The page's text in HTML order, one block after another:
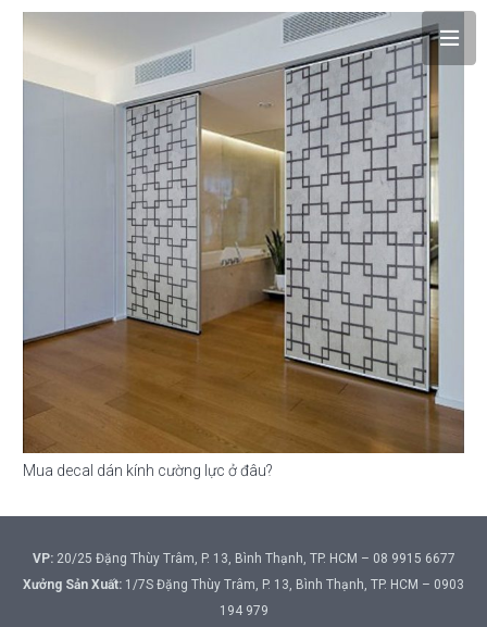
Mua decal dán kính cường lực ở đâu?
VP:20/25 Đặng Thùy Trâm, P. 13, Bình Thạnh, TP. HCM – 08 9915 6677
Xưởng Sản Xuất: 1/7S Đặng Thùy Trâm, P. 13, Bình Thạnh, TP. HCM – 0903
194 979